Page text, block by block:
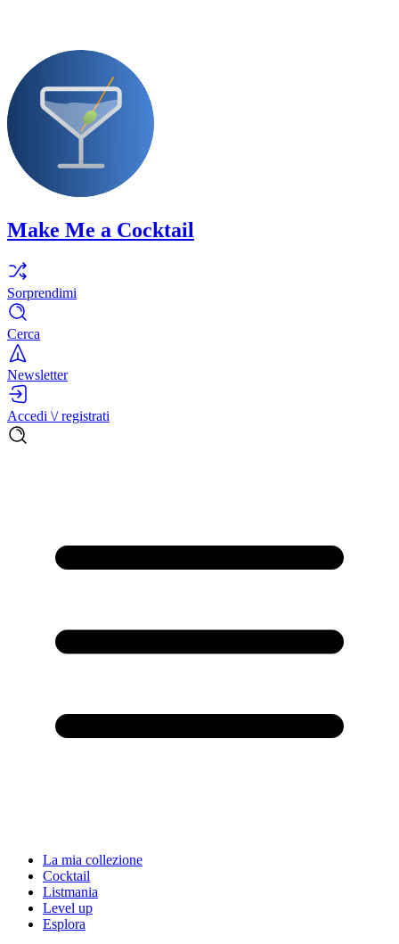
Make Me a Cocktail
Sorprendimi
Cerca
Newsletter
Accedi \/ registrati
La mia collezione
Cocktail
Listmania
Level up
Esplora